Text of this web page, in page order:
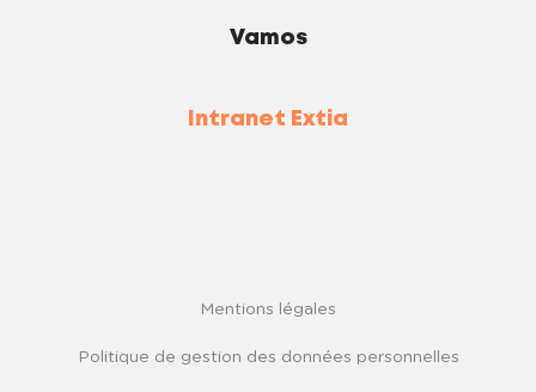
Vamos
Intranet Extia
Mentions légales
Politique de gestion des données personnelles